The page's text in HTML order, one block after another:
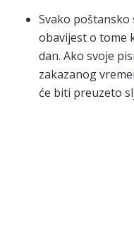
Svako poštansko
obavijest o tome
dan. Ako svoje
zakazanog
će biti preuzeto